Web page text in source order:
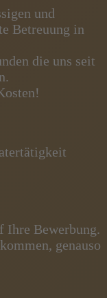
und
Betreuung in
die uns seit
Ihre Bewerbung.
genauso